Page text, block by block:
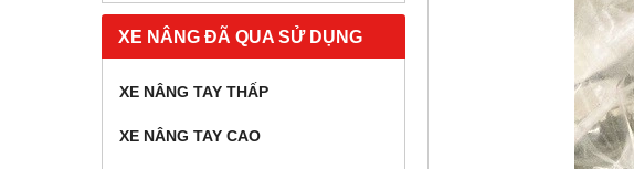
XE NÂNG ĐÃ QUA SỬ DỤNG
XE NÂNG TAY THẤP
XE NÂNG TAY CAO